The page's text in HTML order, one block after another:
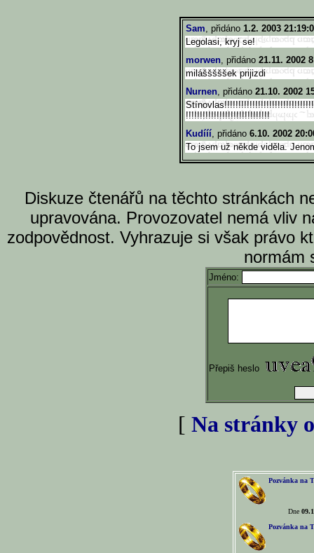
Sam, přidáno 1.2. 2003
Legolasi, kryj se!
morwen, přidáno 21.11. 2002
milášššššek prijizdi
Nurnen, přidáno 21.10. 2002
Stínovlas!!!!!!!!!!!!!!!!!!!!!
!!!!!!!!!!!!!!!!!!!!!!!!!!!!!!
Kudííí, přidáno 6.10. 2002
To jsem už někde viděla.
Diskuze čtenářů na těchto stránkách
upravována. Provozovatel nemá vliv
zodpovědnost. Vyhrazuje si však právo
normám
Jméno:
Přepiš heslo
[ Na stránky
Pozvánka na
Dne
Pozvánka na